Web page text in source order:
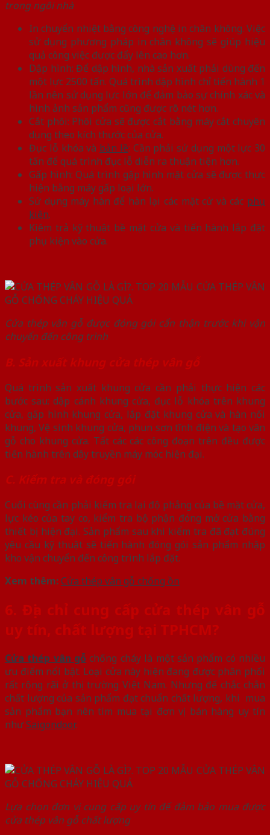
trong ngôi nhà
In chuyển nhiệt bằng công nghệ in chân không. Việc
sử dụng phương pháp in chân không sẽ giúp hiệu
quả công việc được đẩy lên cao hơn.
Dập hình: Để dập hình, nhà sản xuất phải dùng đến
một lực 2500 tấn. Quá trình dập hình chỉ tiến hành 1
lần nên sử dụng lực lớn để đảm bảo sự chính xác và
hình ảnh sản phẩm cũng được rõ nét hơn.
Cắt phôi: Phôi cửa sẽ được cắt bằng máy cắt chuyên
dụng theo kích thước của cửa.
Đục lỗ khóa và bản lề: Cần phải sử dụng một lực 30
tấn để quá trình đục lỗ diễn ra thuận tiện hơn.
Gấp hình: Quá trình gập hình mặt cửa sẽ được thực
hiện bằng máy gấp loại lớn.
Sử dụng máy hàn để hàn lại các mặt cử và các phụ
kiện.
Kiêm trả kỹ thuật bề mặt cửa và tiến hành lắp đặt
phụ kiện vào cửa.
Cửa thép vân gỗ được đóng gói cẩn thận trước khi vận
chuyển đến công trình
B. Sản xuất khung cửa thép vân gỗ
Quá trình sản xuất khung cửa cần phải thực hiện các
bước sau: dập cánh khung cửa, đục lỗ khóa trên khung
cửa, gấp hình khung cửa, lắp đặt khung cửa và hàn nối
khung, Vệ sinh khung cửa, phun sơn tĩnh điện và tạo vân
gỗ cho khung cửa. Tất các các công đoạn trên đều được
tiến hành trên dây truyền máy móc hiện đại.
C. Kiểm tra và đóng gói
Cuối cùng cần phải kiểm tra lại độ phẳng của bề mặt cửa,
lực kéo của tay co, kiểm tra bộ phận đóng mở cửa bằng
thiết bị hiện đại. Sản phẩm sau khi kiểm tra đã đạt đúng
yêu cầu kỹ thuật sẽ tiến hành đóng gói sản phẩm nhập
kho vận chuyển đến công trình lắp đặt.
Xem thêm:Cửa thép vân gỗ chống ồn
6. Địa chỉ cung cấp cửa thép vân gỗ
uy tín, chất lượng tại TPHCM?
Cửa thép vân gỗ chống cháy là một sản phẩm có nhiều
ưu điểm nổi bật. Loại cửa này hiện đang được phân phối
rất rộng rãi ở thị trường Việt Nam. Nhưng để chắc chắn
chất lượng của sản phẩm đạt chuẩn chất lượng, khi mua
sản phẩm bạn nên tìm mua tại đơn vị bán hàng uy tín
nhưSaigondoor.
Lựa chọn đơn vị cung cấp uy tín để đảm bảo mua được
cửa thép vân gỗ chất lượng